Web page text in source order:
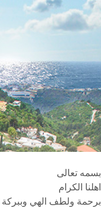
بسمه تعالى
اهلنا الكرام
برحمة ولطف الهي